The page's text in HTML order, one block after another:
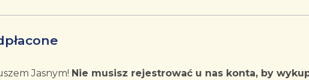
Jasnym! Nie musisz rejestrować u nas konta, by